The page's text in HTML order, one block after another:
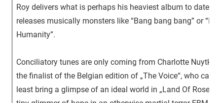
Roy delivers what is perhaps his heaviest album to date
releases musically monsters like “Bang bang bang” or “Kill
Humanity”.
Conciliatory tunes are only coming from Charlotte
the finalist of the Belgian edition of „The Voice“, who can
least bring a glimpse of an ideal world in „Land Of Roses“